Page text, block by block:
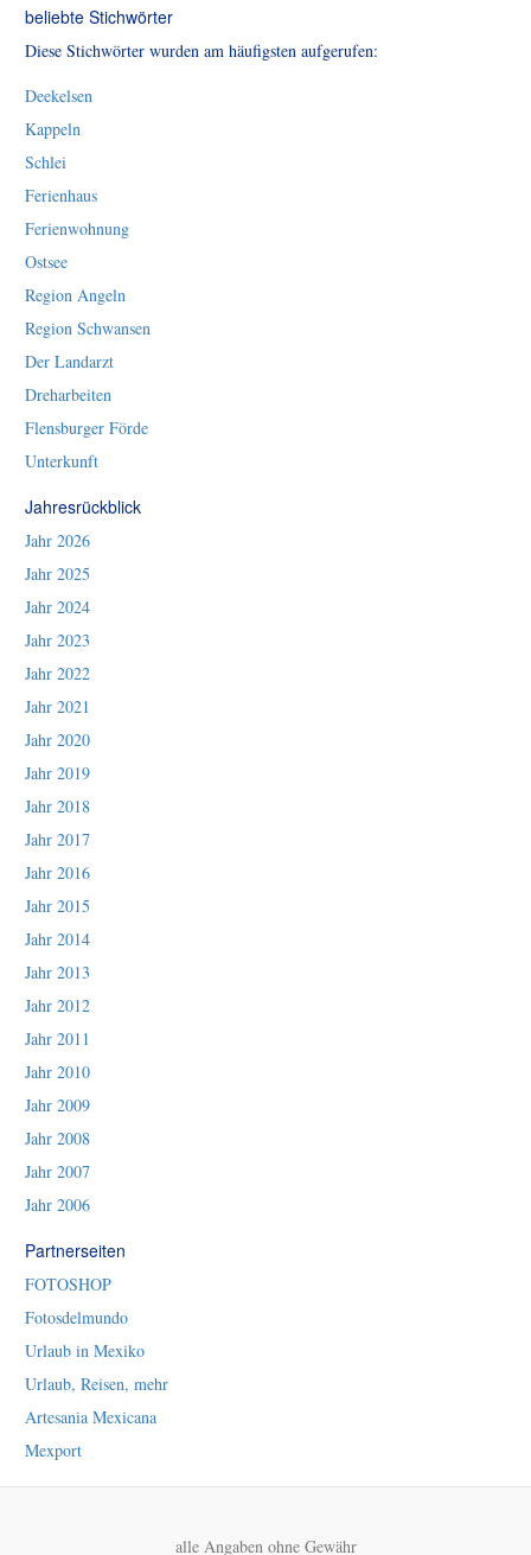
beliebte Stichwörter
Diese Stichwörter wurden am häufigsten aufgerufen:
Deekelsen
Kappeln
Schlei
Ferienhaus
Ferienwohnung
Ostsee
Region Angeln
Region Schwansen
Der Landarzt
Dreharbeiten
Flensburger Förde
Unterkunft
Jahresrückblick
Jahr 2026
Jahr 2025
Jahr 2024
Jahr 2023
Jahr 2022
Jahr 2021
Jahr 2020
Jahr 2019
Jahr 2018
Jahr 2017
Jahr 2016
Jahr 2015
Jahr 2014
Jahr 2013
Jahr 2012
Jahr 2011
Jahr 2010
Jahr 2009
Jahr 2008
Jahr 2007
Jahr 2006
Partnerseiten
FOTOSHOP
Fotosdelmundo
Urlaub in Mexiko
Urlaub, Reisen, mehr
Artesania Mexicana
Mexport
alle Angaben ohne Gewähr